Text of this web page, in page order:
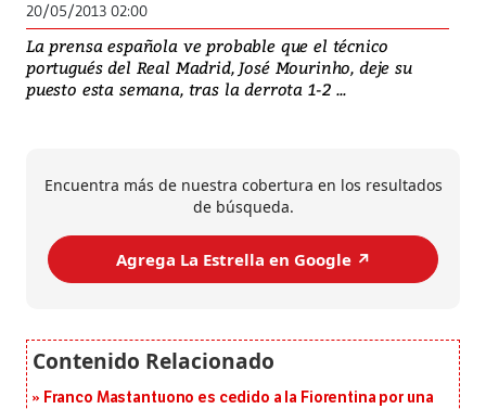
20/05/2013 02:00
La prensa española ve probable que el técnico
portugués del Real Madrid, José Mourinho, deje su
puesto esta semana, tras la derrota 1-2 ...
Encuentra más de nuestra cobertura en los resultados
de búsqueda.
Agrega La Estrella en Google ↗️
Franco Mastantuono es cedido a la Fiorentina por una